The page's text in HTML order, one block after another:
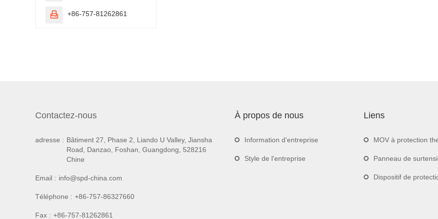
 +86-757-81262861
Contactez-nous
adresse : Bâtiment 27, Phase 2, Liando U Valley, Jiansha
Road, Danzao, Foshan, Guangdong, 528216
Chine
Email : info@spd-china.com
Téléphone : +86-757-86327660
Fax : +86-757-81262861
À propos de nous
Information d'entreprise
Style de l'entreprise
Liens
MOV à protection
Panneau de
Dispositif de protection contre les